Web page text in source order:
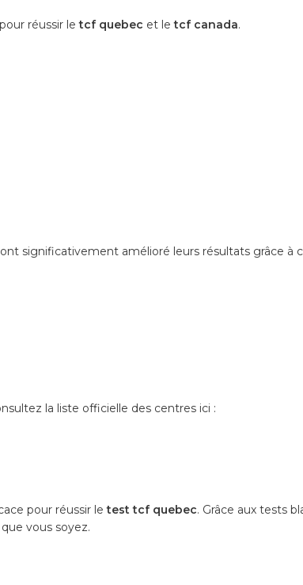
réussir letcf quebec et letcf canada.
significativement amélioré leurs résultats grâce à
la liste officielle des centres ici :
pour réussir letest tcf quebec. Grâce aux tests
vous soyez.